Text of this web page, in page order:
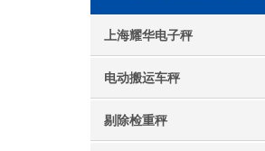
上海耀华电子秤
电动搬运车秤
剔除检重秤